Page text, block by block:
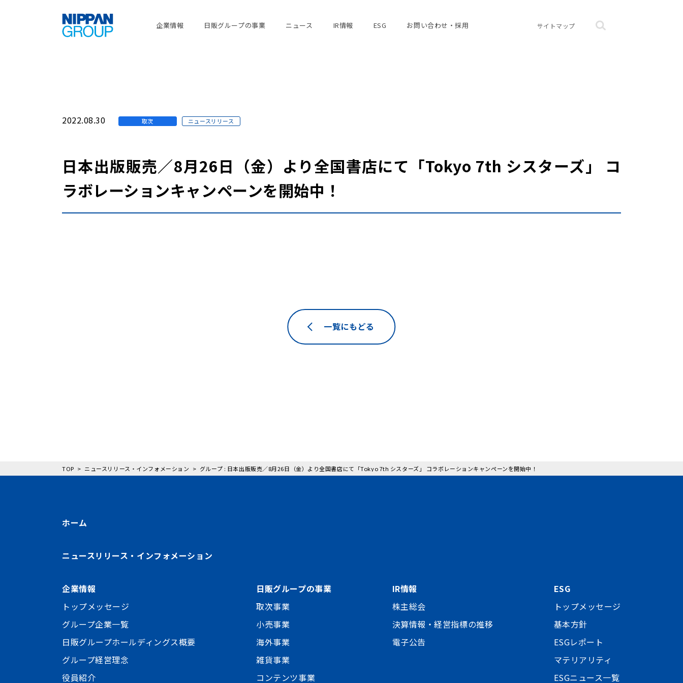
企業情報 日販グループの事業 ニュース IR情報 ESG お問い合わせ・採用 サイトマップ
2022.08.30 取次 ニュースリリース
日本出版販売／8月26日（金）より全国書店にて「Tokyo 7th シスターズ」 コ
ラボレーションキャンペーンを開始中！
一覧にもどる
TOP ニュースリリース・インフォメーション グループ : 日本出版販売／8月26日（金）より全国書店にて「Tokyo 7th シスターズ」 コラボレーションキャンペーンを開始中！
ホーム
ニュースリリース・インフォメーション
企業情報
トップメッセージ
グループ企業一覧
日販グループホールディングス概要
グループ経営理念
役員紹介
日販グループの事業
取次事業
小売事業
海外事業
雑貨事業
コンテンツ事業
IR情報
株主総会
決算情報・経営指標の推移
電子公告
ESG
トップメッセージ
基本方針
ESGレポート
マテリアリティ
ESGニュース一覧